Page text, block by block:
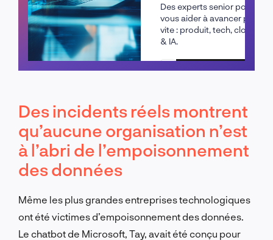
Des experts senior pour
vous aider à avancer plus
vite : produit, tech, cloud
& IA.
Planifier un appel
Des incidents réels montrent
qu’aucune organisation n’est
à l’abri de l’empoisonnement
des données
Même les plus grandes entreprises technologiques
ont été victimes d’empoisonnement des données.
Le chatbot de Microsoft, Tay, avait été conçu pour